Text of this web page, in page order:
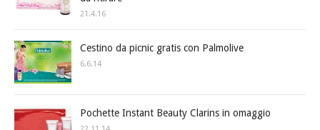
21.4.16
Cestino da picnic gratis con Palmolive
6.6.14
Pochette Instant Beauty Clarins in omaggio